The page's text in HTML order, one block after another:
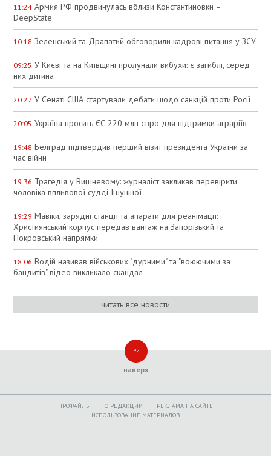
11:24 Армия РФ продвинулась вблизи Константиновки –
DeepState
10:18 Зеленський та Драпатий обговорили кадрові питання у ЗСУ
09:25 У Києві та на Київщині пролунали вибухи: є загиблі, серед
них дитина
20:27 У Сенаті США стартували дебати щодо санкцій проти Росії
20:05 Україна просить ЄС 220 млн євро для підтримки аграріїв
19:48 Белград підтвердив перший візит президента України за
час війни
19:36 Трагедія у Вишневому: журналіст закликав перевірити
чоловіка впливової судді Ішуніної
19:29 Мавіки, зарядні станції та апарати для реанімації:
Християнський корпус передав вантаж на Запорізький та
Покровський напрямки
18:06 Водій називав військових "дурними" та "воюючими за
бандитів" відео викликало скандал
читать все новости
наверх
ПРОФАЙЛЫ O РЕДАКЦИИ
РЕКЛАМА НА САЙТЕ
ИСПОЛЬЗОВАНИЕ МАТЕРИАЛОВ